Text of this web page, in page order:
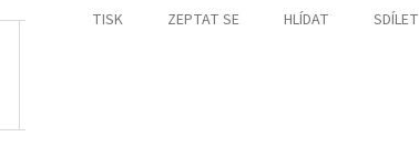
TISK ZEPTAT SE HLÍDAT SDÍLET